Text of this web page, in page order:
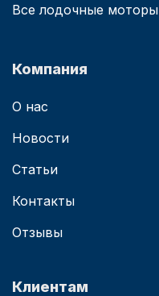
Все лодочные моторы
Компания
О нас
Новости
Статьи
Контакты
Отзывы
Клиентам